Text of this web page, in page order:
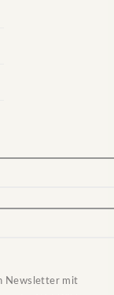
Newsletter mit